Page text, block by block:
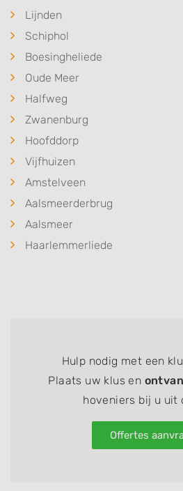
Lijnden
Schiphol
Boesingheliede
Oude Meer
Halfweg
Zwanenburg
Hoofddorp
Vijfhuizen
Amstelveen
Aalsmeerderbrug
Aalsmeer
Haarlemmerliede
Hulp nodig met een
Plaats uw klus en
hoveniers bij u uit
Offertes